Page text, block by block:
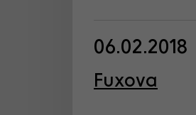
06.02.2018
Fuxova